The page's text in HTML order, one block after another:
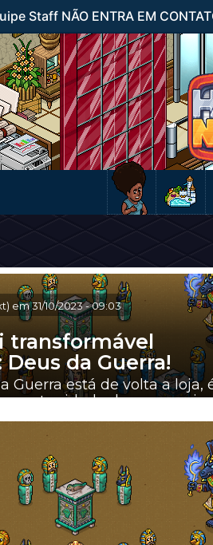
Staff NÃO ENTRA EM
em31/10/2023-09:03
transformável
da Guerra!
Guerra está de volta a loja,
de conseguir